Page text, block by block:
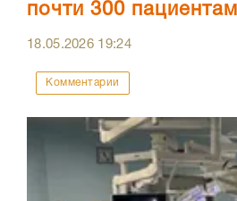
почти 300 пациентам
18.05.2026 19:24
Комментарии